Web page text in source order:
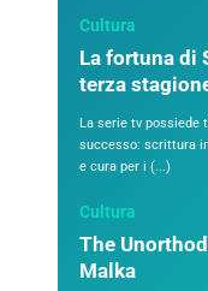
Cultura
La fortuna di
terza
La serie tv possiede
successo: scrittura
e cura per i (...)
Cultura
The
Malka